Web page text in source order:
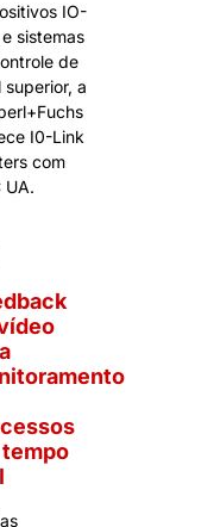
IO-
sistemas
de
superior, a
I0-Link
com
UA.